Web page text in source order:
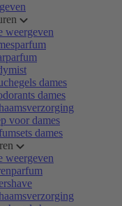
weergeven
dames
dames
voor dames
dames
weergeven